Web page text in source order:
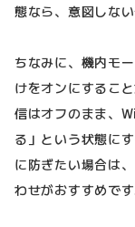
態なら、意図しな
ちなみに、機内モ
けをオンにするこ
信はオフのまま、
る」という状態に
に防ぎたい場合は
わせがおすすめです